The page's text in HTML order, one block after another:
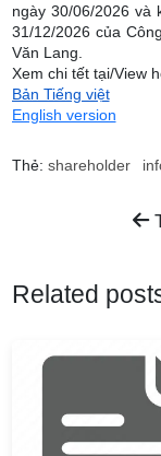
ngày 30/06/2026 và
31/12/2026 của
Văn Lang.
Xem chi tết tại/View
Bản Tiếng việt
English version
Thẻ: shareholder
Related